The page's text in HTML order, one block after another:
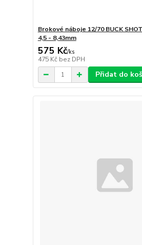
Brokové náboje 12/70 BUCK
4,5 - 8,43mm
575 Kč/ks
475 Kč bez DPH
Přidat do